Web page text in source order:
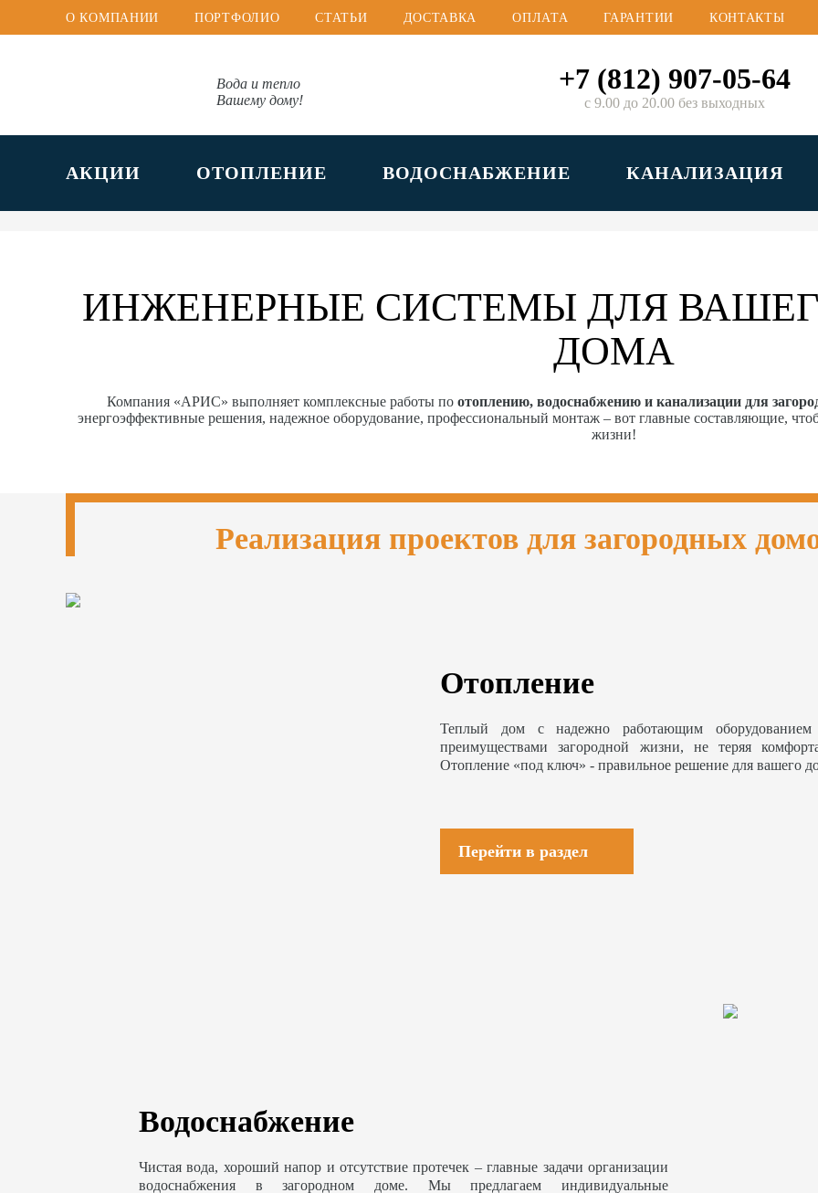
О КОМПАНИИ ПОРТФОЛИО СТАТЬИ ДОСТАВКА ОПЛАТА ГАРАНТИИ КОНТАКТЫ
Вода и тепло
Вашему дому!
+7 (812) 907-05-64
с 9.00 до 20.00 без выходных
АКЦИИ ОТОПЛЕНИЕ ВОДОСНАБЖЕНИЕ КАНАЛИЗАЦИЯ
ИНЖЕНЕРНЫЕ СИСТЕМЫ ДЛЯ
ДОМА
Компания «АРИС» выполняет комплексные работы по отоплению, водоснабжению и канализации для
энергоэффективные решения, надежное оборудование, профессиональный монтаж – вот главные составляющие,
жизни!
Реализация проектов для загородных
Отопление
Теплый дом с надежно работающим оборудованием
преимуществами загородной жизни, не теряя
Отопление «под ключ» - правильное решение для вашего
Перейти в раздел
Водоснабжение
Чистая вода, хороший напор и отсутствие протечек – главные задачи организации
водоснабжения в загородном доме. Мы предлагаем индивидуальные